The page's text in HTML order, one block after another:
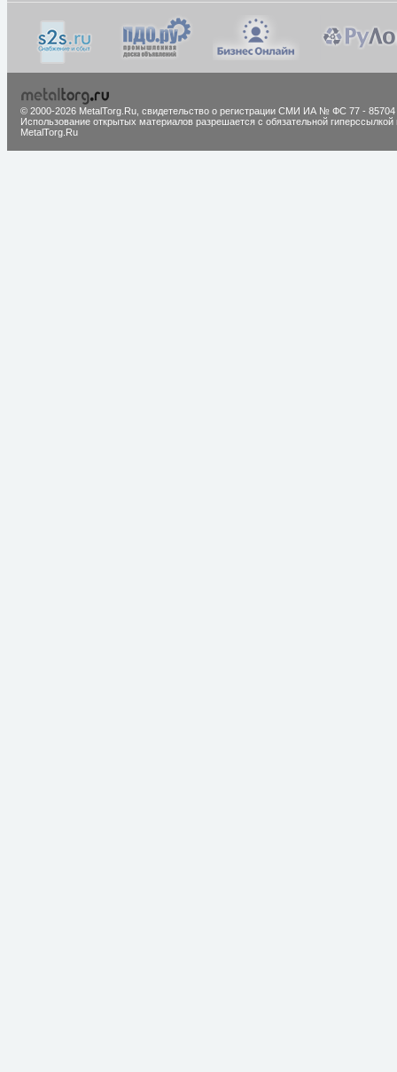
© 2000-2026 MetalTorg.Ru, cвидетельство о регистрации СМИ ИА № ФС 77 - 85704
Использование открытых материалов разрешается с обязательной гиперссылкой
MetalTorg.Ru